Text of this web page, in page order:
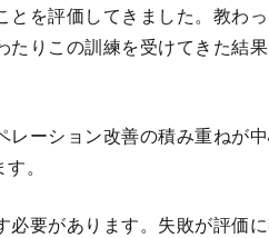
を評価してきました。教わ
たりこの訓練を受けてきた結
ーション改善の積み重ねが
。
要があります。失敗が評価